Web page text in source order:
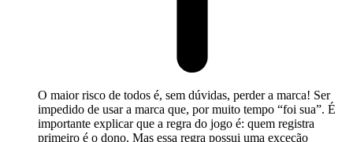
O maior risco de todos é, sem dúvidas, perder a marca! Ser
impedido de usar a marca que, por muito tempo “foi sua”. É
importante explicar que a regra do jogo é: quem registra
primeiro é o dono. Mas essa regra possui uma exceção